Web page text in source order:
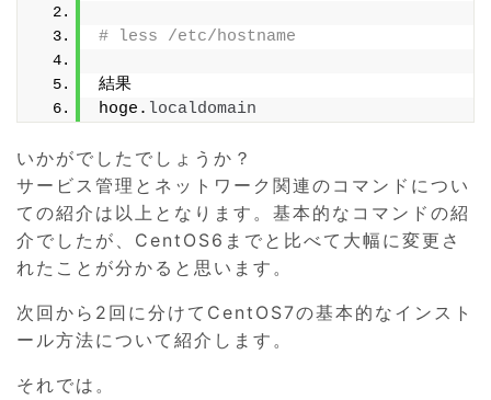
# less /etc/hostname
結果
hoge. localdomain
いかがでしたでしょうか？
サービス管理とネットワーク関連のコマンドについ
ての紹介は以上となります。基本的なコマンドの紹
介でしたが、CentOS6までと比べて大幅に変更さ
れたことが分かると思います。
次回から2回に分けてCentOS7の基本的なインスト
ール方法について紹介します。
それでは。